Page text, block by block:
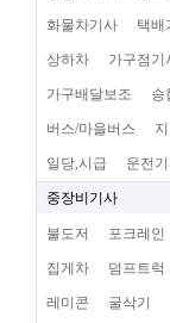
화물차기사 택배
상하차 가구점기
가구배달보조 승
버스/마을버스
일당,시급 운전
중장비기사
불도저 포크레인
집게차 덤프트럭
레미콘 굴삭기